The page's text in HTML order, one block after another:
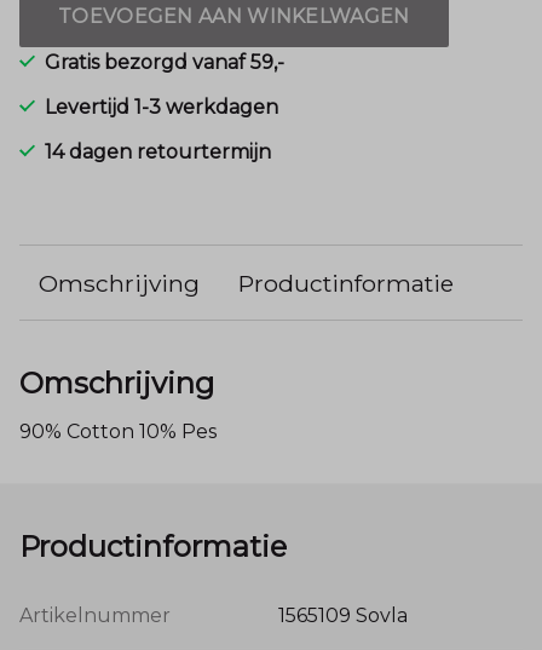
TOEVOEGEN AAN WINKELWAGEN
Gratis bezorgd vanaf 59,-
Levertijd 1-3 werkdagen
14 dagen retourtermijn
Omschrijving Productinformatie
Omschrijving
90% Cotton 10% Pes
Productinformatie
Artikelnummer 1565109 Sovla